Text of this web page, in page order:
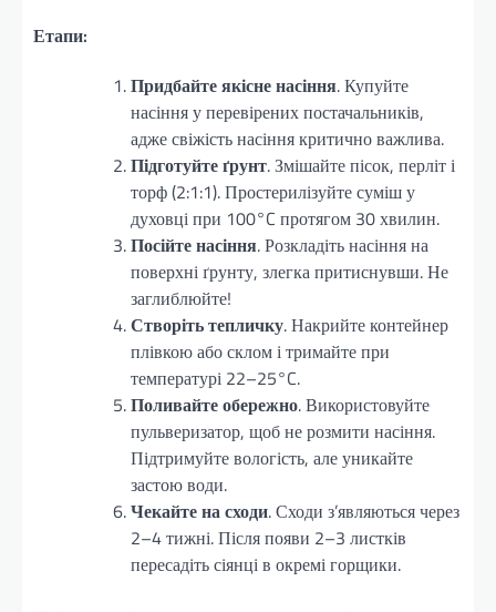
Етапи:
Придбайте якісне насіння. Купуйте
насіння у перевірених постачальників,
адже свіжість насіння критично важлива.
Підготуйте ґрунт. Змішайте пісок, перліт і
торф (2:1:1). Простерилізуйте суміш у
духовці при 100°C протягом 30 хвилин.
Посійте насіння. Розкладіть насіння на
поверхні ґрунту, злегка притиснувши. Не
заглиблюйте!
Створіть тепличку. Накрийте контейнер
плівкою або склом і тримайте при
температурі 22–25°C.
Поливайте обережно. Використовуйте
пульверизатор, щоб не розмити насіння.
Підтримуйте вологість, але уникайте
застою води.
Чекайте на сходи. Сходи з’являються через
2–4 тижні. Після появи 2–3 листків
пересадіть сіянці в окремі горщики.